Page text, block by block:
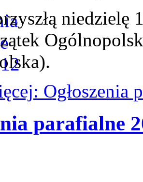
niedzielę
Ogłoszenia
parafialne